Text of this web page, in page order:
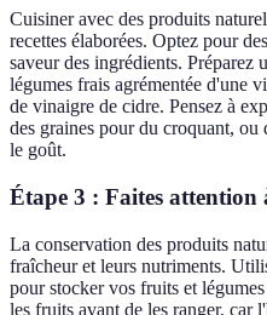
Cuisiner avec des produits
recettes élaborées. Optez pour
saveur des ingrédients. Préparez
légumes frais agrémentée d'une
de vinaigre de cidre. Pensez à
des graines pour du croquant, ou
le goût.
Étape 3 : Faites attention
La conservation des produits
fraîcheur et leurs nutriments.
pour stocker vos fruits et
les fruits avant de les ranger, car